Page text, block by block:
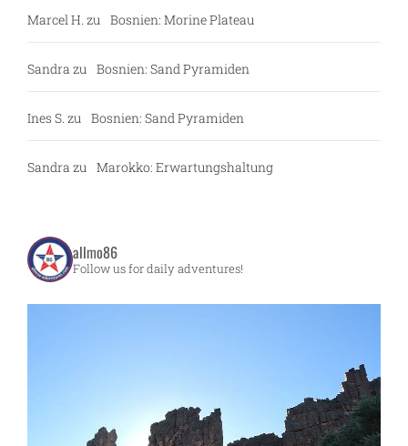
Marcel H. zu Bosnien: Morine Plateau
Sandra zu Bosnien: Sand Pyramiden
Ines S. zu Bosnien: Sand Pyramiden
Sandra zu Marokko: Erwartungshaltung
allmo86
Follow us for daily adventures!